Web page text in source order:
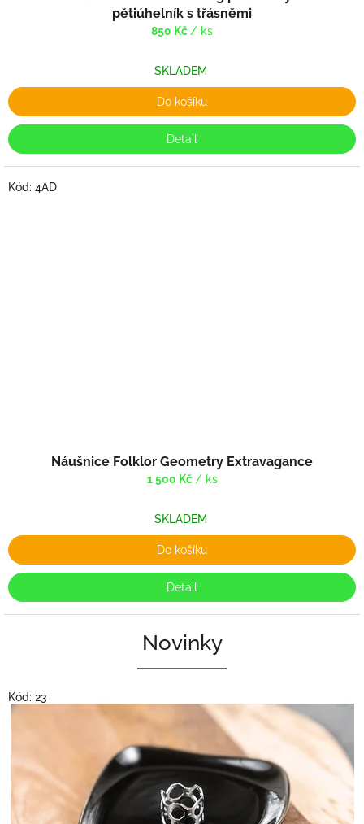
pětiúhelník s třásněmi
850 Kč / ks
SKLADEM
Do košíku
Detail
Náušnice Folklor Geometry Extravagance
1 500 Kč / ks
SKLADEM
Do košíku
Detail
Kód: 4AD
Novinky
Kód: 23